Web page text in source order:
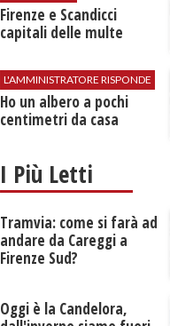
Firenze e Scandicci
capitali delle multe
L'AMMINISTRATORE RISPONDE
Ho un albero a pochi
centimetri da casa
I Più Letti
Tramvia: come si farà ad
andare da Careggi a
Firenze Sud?
Oggi è la Candelora,